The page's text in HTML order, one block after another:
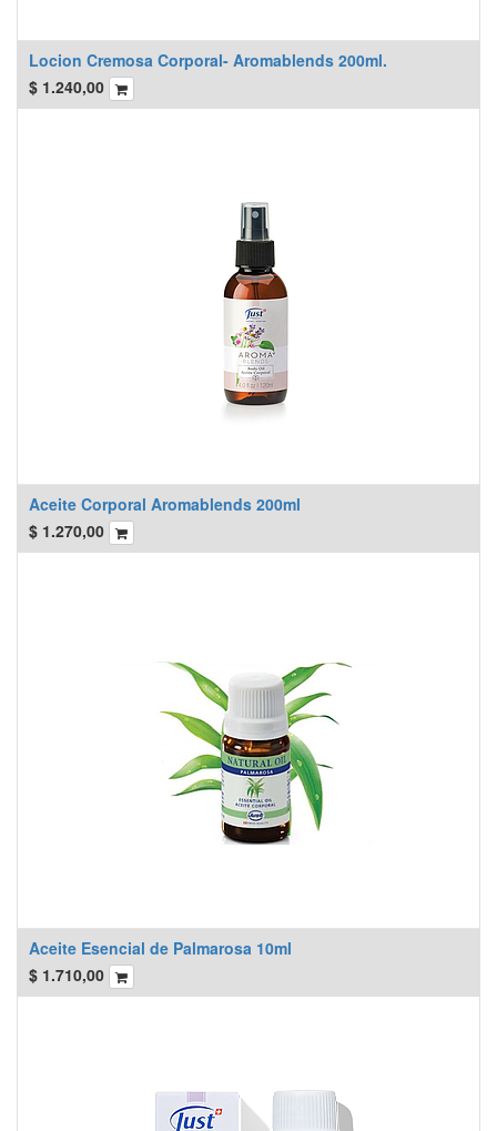
Locion Cremosa Corporal- Aromablends 200ml.
$ 1.240,00
Aceite Corporal Aromablends 200ml
$ 1.270,00
Aceite Esencial de Palmarosa 10ml
$ 1.710,00